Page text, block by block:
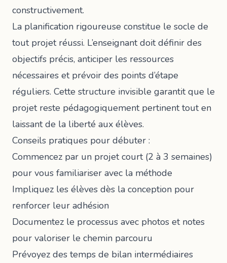
constructivement.
La planification rigoureuse constitue le socle de
tout projet réussi. L’enseignant doit définir des
objectifs précis, anticiper les ressources
nécessaires et prévoir des points d’étape
réguliers. Cette structure invisible garantit que le
projet reste pédagogiquement pertinent tout en
laissant de la liberté aux élèves.
Conseils pratiques pour débuter :
Commencez par un projet court (2 à 3 semaines)
pour vous familiariser avec la méthode
Impliquez les élèves dès la conception pour
renforcer leur adhésion
Documentez le processus avec photos et notes
pour valoriser le chemin parcouru
Prévoyez des temps de bilan intermédiaires